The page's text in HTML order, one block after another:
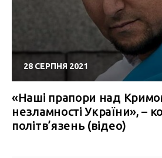
28 СЕРПНЯ 2021
«Наші прапори над
незламності України», –
політв’язень (відео)